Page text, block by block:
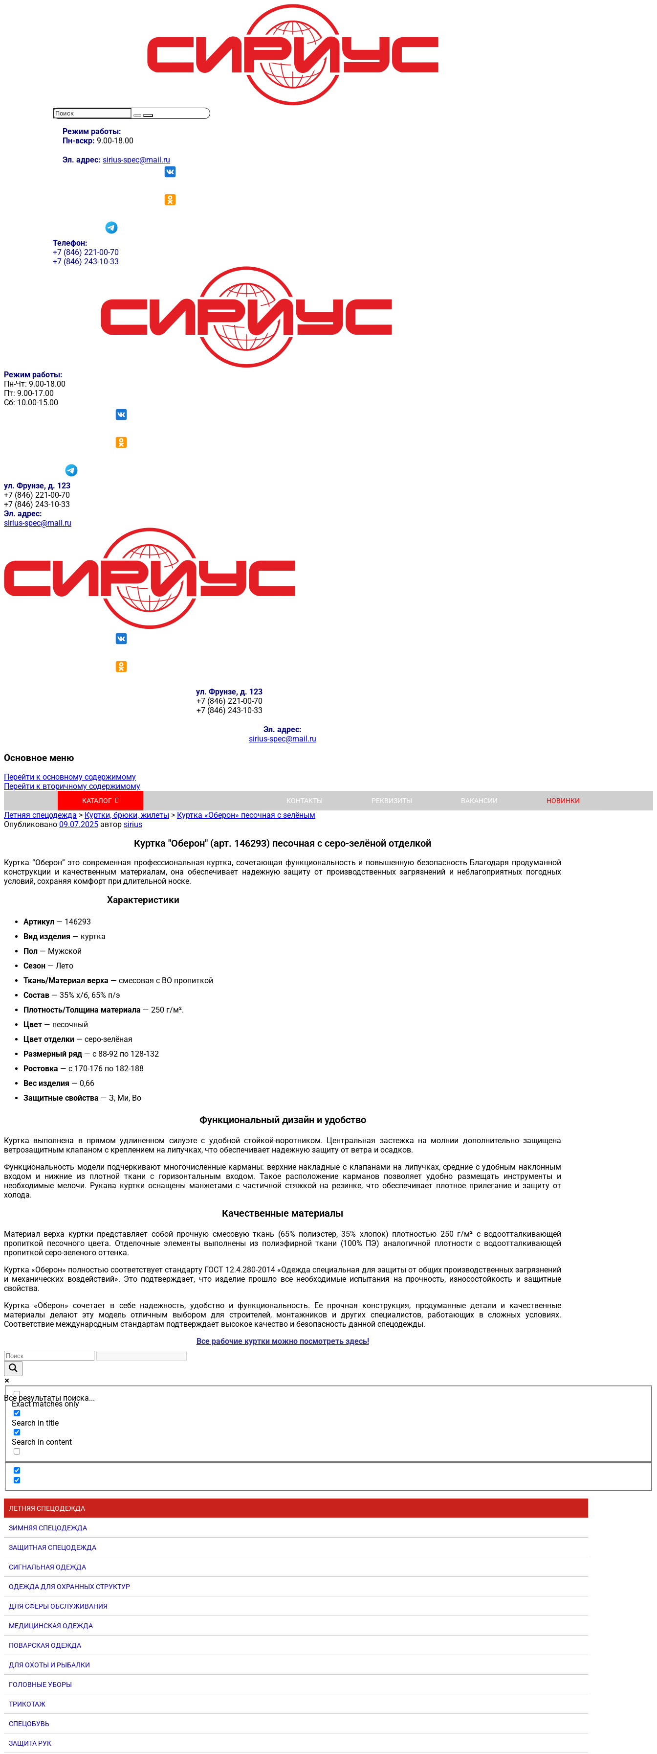
Режим работы:
Пн-вскр: 9.00-18.00
Эл. адрес: sirius-spec@mail.ru
Телефон:
+7 (846) 221-00-70
+7 (846) 243-10-33
Режим работы:
Пн-Чт: 9.00-18.00
Пт: 9.00-17.00
Сб: 10.00-15.00
ул. Фрунзе, д. 123
+7 (846) 221-00-70
+7 (846) 243-10-33
Эл. адрес:
sirius-spec@mail.ru
ул. Фрунзе, д. 123
+7 (846) 221-00-70
+7 (846) 243-10-33
Эл. адрес:
sirius-spec@mail.ru
Основное меню
Перейти к основному содержимому
Перейти к вторичному содержимому
КАТАЛОГ КОНТАКТЫ РЕКВИЗИТЫ ВАКАНСИИ НОВИНКИ
Летняя спецодежда > Куртки, брюки, жилеты > Куртка «Оберон» песочная с зелёным
Опубликовано 09.07.2025 автор sirius
Куртка "Оберон" (арт. 146293) песочная с серо-зелёной отделкой
Куртка “Оберон” это современная профессиональная куртка, сочетающая функциональность и повышенную безопасность Благодаря продуманной
конструкции и качественным материалам, она обеспечивает надежную защиту от производственных загрязнений и неблагоприятных погодных
условий, сохраняя комфорт при длительной носке.
Характеристики
Артикул — 146293
Вид изделия — куртка
Пол — Мужской
Сезон — Лето
Ткань/Материал верха — смесовая с ВО пропиткой
Состав — 35% х/б, 65% п/э
Плотность/Толщина материала — 250 г/м².
Цвет — песочный
Цвет отделки — серо-зелёная
Размерный ряд — с 88-92 по 128-132
Ростовка — с 170-176 по 182-188
Вес изделия — 0,66
Защитные свойства — З, Ми, Во
Функциональный дизайн и удобство
Куртка выполнена в прямом удлиненном силуэте с удобной стойкой-воротником. Центральная застежка на молнии дополнительно защищена
ветрозащитным клапаном с креплением на липучках, что обеспечивает надежную защиту от ветра и осадков.
Функциональность модели подчеркивают многочисленные карманы: верхние накладные с клапанами на липучках, средние с удобным наклонным
входом и нижние из плотной ткани с горизонтальным входом. Такое расположение карманов позволяет удобно размещать инструменты и
необходимые мелочи. Рукава куртки оснащены манжетами с частичной стяжкой на резинке, что обеспечивает плотное прилегание и защиту от
холода.
Качественные материалы
Материал верха куртки представляет собой прочную смесовую ткань (65% полиэстер, 35% хлопок) плотностью 250 г/м² с водоотталкивающей
пропиткой песочного цвета. Отделочные элементы выполнены из полиэфирной ткани (100% ПЭ) аналогичной плотности с водоотталкивающей
пропиткой серо-зеленого оттенка.
Куртка «Оберон» полностью соответствует стандарту ГОСТ 12.4.280-2014 «Одежда специальная для защиты от общих производственных загрязнений
и механических воздействий». Это подтверждает, что изделие прошло все необходимые испытания на прочность, износостойкость и защитные
свойства.
Куртка «Оберон» сочетает в себе надежность, удобство и функциональность. Ее прочная конструкция, продуманные детали и качественные
материалы делают эту модель отличным выбором для строителей, монтажников и других специалистов, работающих в сложных условиях.
Соответствие международным стандартам подтверждает высокое качество и безопасность данной спецодежды.
Все рабочие куртки можно посмотреть здесь!
Все результаты поиска...
Exact matches only
Search in title
Search in content
ЛЕТНЯЯ СПЕЦОДЕЖДА
ЗИМНЯЯ СПЕЦОДЕЖДА
ЗАЩИТНАЯ СПЕЦОДЕЖДА
СИГНАЛЬНАЯ ОДЕЖДА
ОДЕЖДА ДЛЯ ОХРАННЫХ СТРУКТУР
ДЛЯ СФЕРЫ ОБСЛУЖИВАНИЯ
МЕДИЦИНСКАЯ ОДЕЖДА
ПОВАРСКАЯ ОДЕЖДА
ДЛЯ ОХОТЫ И РЫБАЛКИ
ГОЛОВНЫЕ УБОРЫ
ТРИКОТАЖ
СПЕЦОБУВЬ
ЗАЩИТА РУК